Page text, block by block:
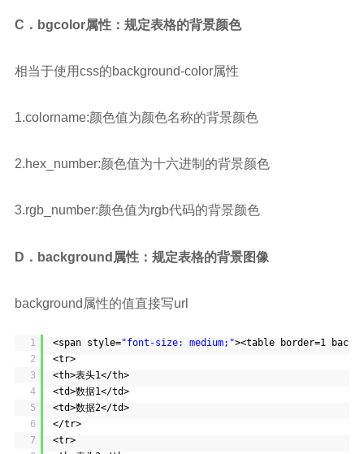
C．bgcolor属性：规定表格的背景颜色
相当于使用css的background-color属性
1.colorname:颜色值为颜色名称的背景颜色
2.hex_number:颜色值为十六进制的背景颜色
3.rgb_number:颜色值为rgb代码的背景颜色
D．background属性：规定表格的背景图像
background属性的值直接写url
1
2
3
4
5
6
7
<span style="font-size: medium;"><table border=1
<tr>
<th>表头1</th>
<td>数据1</td>
<td>数据2</td>
</tr>
<tr>